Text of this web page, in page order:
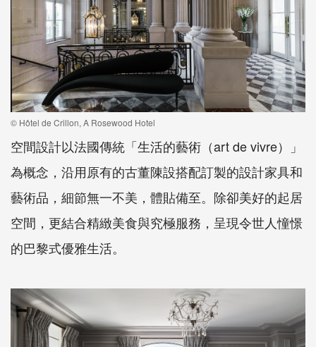
© Hôtel de Crillon, A Rosewood Hotel
空間設計以法國傳統「生活的藝術（art de vivre）」
為概念，沿用原有的古董陳設搭配訂製的設計家具和
藝術品，細節無一不美，體貼備至。除卻美好的起居
空間，更結合精緻美食與究極服務，呈現令世人憧憬
的巴黎式優雅生活。